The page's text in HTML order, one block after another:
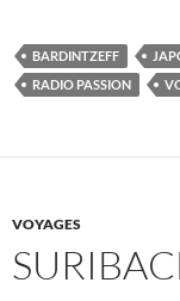
BARDINTZEFF
RADIO PASSION
VOYAGES